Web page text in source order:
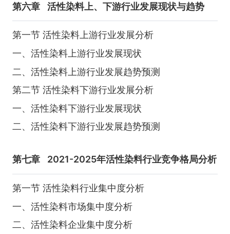
第六章 活性染料上、下游行业发展现状与趋势
第一节 活性染料上游行业发展分析
一、活性染料上游行业发展现状
二、活性染料上游行业发展趋势预测
第二节 活性染料下游行业发展分析
一、活性染料下游行业发展现状
二、活性染料下游行业发展趋势预测
第七章 2021-2025年活性染料行业竞争格局分析
第一节 活性染料行业集中度分析
一、活性染料市场集中度分析
二、活性染料企业集中度分析